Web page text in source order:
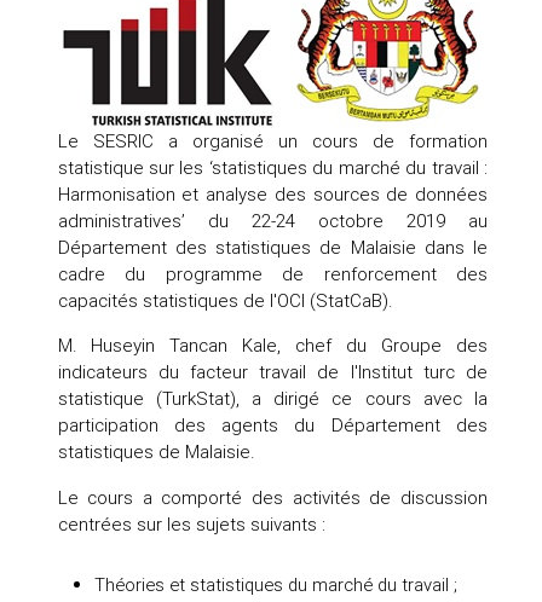
Le SESRIC a organisé un cours de formation
statistique sur les ‘statistiques du marché du travail :
Harmonisation et analyse des sources de données
administratives’ du 22-24 octobre 2019 au
Département des statistiques de Malaisie dans le
cadre du programme de renforcement des
capacités statistiques de l'OCI (StatCaB).
M. Huseyin Tancan Kale, chef du Groupe des
indicateurs du facteur travail de l'Institut turc de
statistique (TurkStat), a dirigé ce cours avec la
participation des agents du Département des
statistiques de Malaisie.
Le cours a comporté des activités de discussion
centrées sur les sujets suivants :
Théories et statistiques du marché du travail ;